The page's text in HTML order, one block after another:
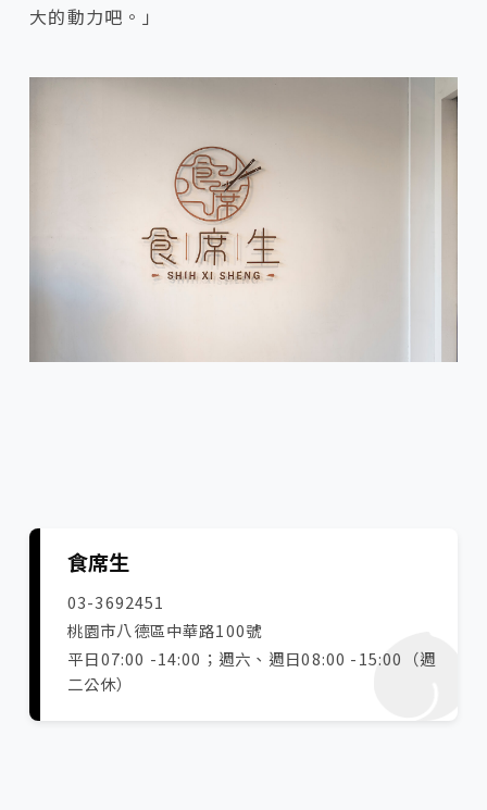
大的動力吧。」
食席生
03-3692451
桃園市八德區中華路100號
平日07:00 -14:00；週六、週日08:00 -15:00（週
二公休）